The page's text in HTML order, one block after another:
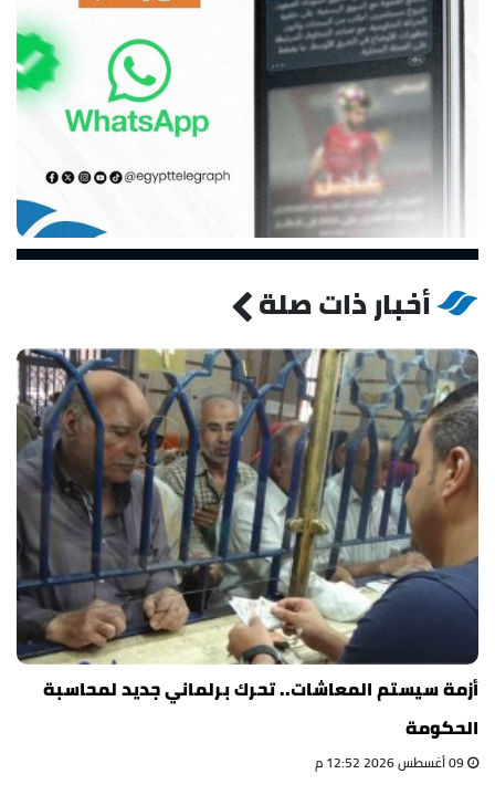
أخبار ذات صلة
أزمة سيستم المعاشات.. تحرك برلماني جديد لمحاسبة
الحكومة